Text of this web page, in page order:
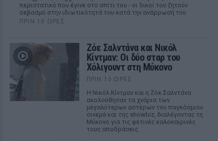
περιστατικό που έγινε στο σπίτι του - οι δικοί του ζητούν
σεβασμό στην ιδιωτικότητά του κατά την ανάρρωσή του
ΠΡΙΝ 10 ΏΡΕΣ
Ζόε Σαλντάνα και Νικόλ
Κίντμαν: Οι δύο σταρ του
Χόλιγουντ στη Μύκονο
ΠΡΙΝ 10 ΏΡΕΣ
Η Νικόλ Κίντμαν και η Ζόε Σαλντάνα
ακολούθησαν τα χνάρια των
μεγαλύτερων αστέρων του παγκόσμιου
σινεμά και της showbiz, διαλέγοντας τη
Μύκονο για τις φετινές καλοκαιρινές
τους αποδράσεις.